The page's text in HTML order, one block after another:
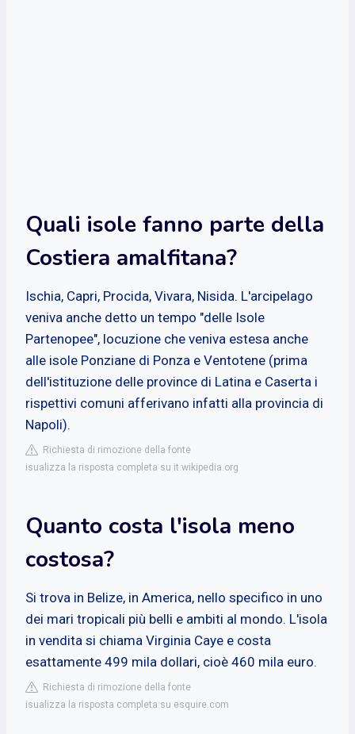
Quali isole fanno parte della
Costiera amalfitana?
Ischia, Capri, Procida, Vivara, Nisida. L'arcipelago
veniva anche detto un tempo "delle Isole
Partenopee", locuzione che veniva estesa anche
alle isole Ponziane di Ponza e Ventotene (prima
dell'istituzione delle province di Latina e Caserta i
rispettivi comuni afferivano infatti alla provincia di
Napoli).
Richiesta di rimozione della fonte
isualizza la risposta completa su it.wikipedia.org
Quanto costa l'isola meno
costosa?
Si trova in Belize, in America, nello specifico in uno
dei mari tropicali più belli e ambiti al mondo. L'isola
in vendita si chiama Virginia Caye e costa
esattamente 499 mila dollari, cioè 460 mila euro.
Richiesta di rimozione della fonte
isualizza la risposta completa su esquire.com